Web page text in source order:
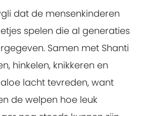
dat de mensenkinderen
spelen die al generaties
Samen met Shanti
hinkelen, knikkeren en
lacht tevreden, want
de welpen hoe leuk